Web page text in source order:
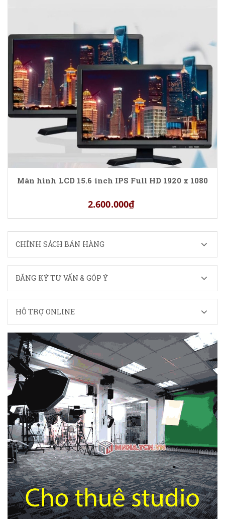
Màn hình LCD 15.6 inch IPS Full HD 1920 x 1080
2.600.000₫
CHÍNH SÁCH BÁN HÀNG
ĐĂNG KÝ TƯ VẤN & GÓP Ý
HỖ TRỢ ONLINE